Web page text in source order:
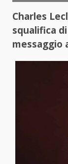
Charles
squalifica
messaggio